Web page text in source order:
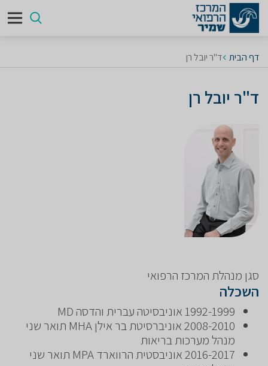
דף הבית ד"ר יובל רן
ד"ר יובל רן
סגן מנהלת המרכז הרפואי
השכלה
1992-1999 אוניבסיטה עברית והדסה MD
2008-2010 אוניברסיטת בר אילן MHA תואר שני
מנהל מערכות בריאות
2016-2017 אוניבסטית הרווארד MPA תואר שני